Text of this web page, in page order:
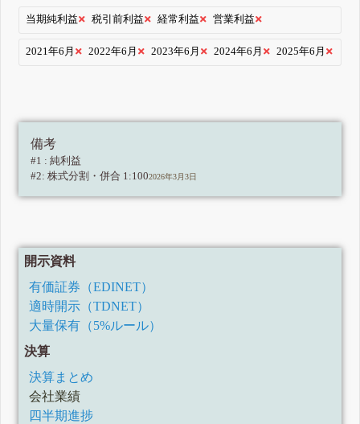
当期純利益 税引前利益 経常利益 営業利益
2021年6月 2022年6月 2023年6月 2024年6月 2025年6月
備考
#1 : 純利益
#2: 株式分割・併合 1:1002026年3月3日
開示資料
有価証券（EDINET）
適時開示（TDNET）
大量保有（5%ルール）
決算
決算まとめ
会社業績
四半期進捗